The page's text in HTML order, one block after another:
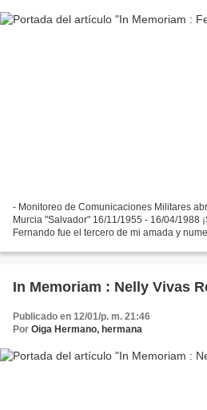
- Monitoreo de Comunicaciones Militares abril 1988.pdf Fernando Erazo
Murcia "Salvador" 16/11/1955 - 16/04/1988
Fernando fue el tercero de mi amada y
In Memoriam : Nelly Vivas
Publicado en 12/01/p. m. 21:46
Por Oiga Hermano, hermana